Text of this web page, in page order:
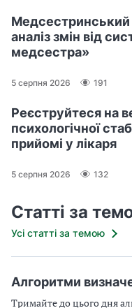
аналіз змін від
медсестра»
5 серпня 2026 191
Реєструйтеся на
психологічної
прийомі у лікаря
5 серпня 2026 132
Статті за
Усі статті за темою
Алгоритми
Тримайте до цього дня